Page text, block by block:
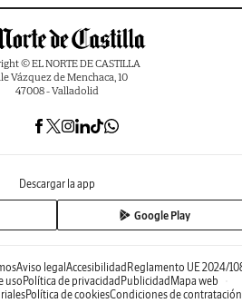
© EL NORTE DE CASTILLA
Vázquez de Menchaca, 10
47008 - Valladolid
Descargar la app
Google Play
Aviso legal Accesibilidad Reglamento UE 2024/
usoPolítica de privacidad Publicidad Mapa web
Política de cookiesCondiciones de contratación